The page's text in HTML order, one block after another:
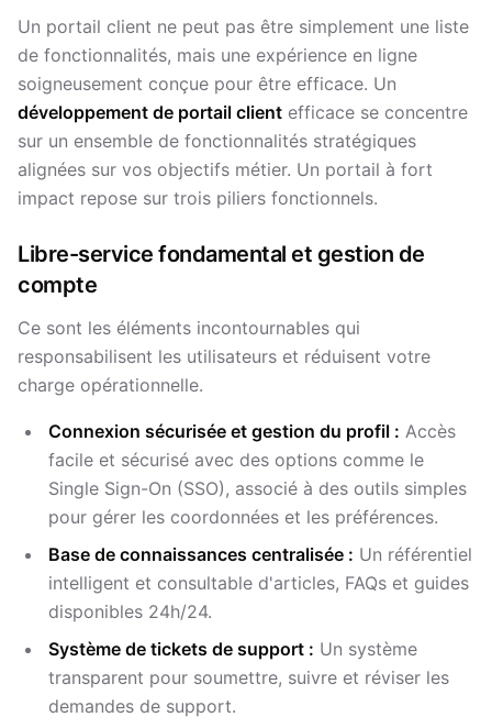
Un portail client ne peut pas être simplement une liste
de fonctionnalités, mais une expérience en ligne
soigneusement conçue pour être efficace. Un
développement de portail client efficace se concentre
sur un ensemble de fonctionnalités stratégiques
alignées sur vos objectifs métier. Un portail à fort
impact repose sur trois piliers fonctionnels.
Libre-service fondamental et gestion de
compte
Ce sont les éléments incontournables qui
responsabilisent les utilisateurs et réduisent votre
charge opérationnelle.
Connexion sécurisée et gestion du profil : Accès
facile et sécurisé avec des options comme le
Single Sign-On (SSO), associé à des outils simples
pour gérer les coordonnées et les préférences.
Base de connaissances centralisée : Un référentiel
intelligent et consultable d'articles, FAQs et guides
disponibles 24h/24.
Système de tickets de support : Un système
transparent pour soumettre, suivre et réviser les
demandes de support.